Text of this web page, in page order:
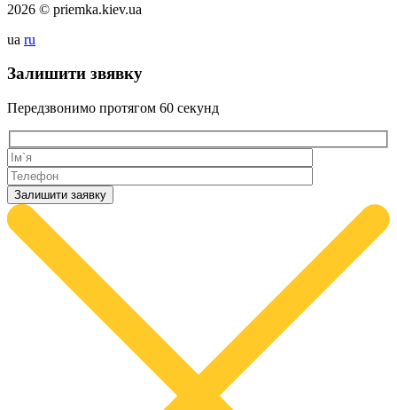
2026 © priemka.kiev.ua
ua ru
Залишити звявку
Передзвонимо протягом 60 секунд